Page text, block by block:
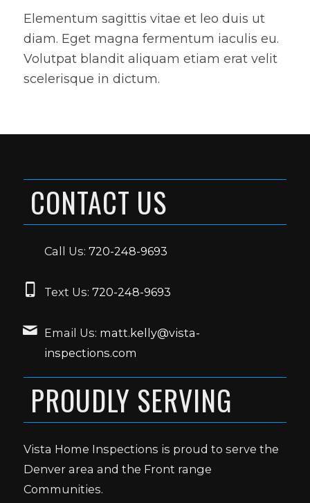
Elementum sagittis vitae et leo duis ut
diam. Eget magna fermentum iaculis eu.
Volutpat blandit aliquam etiam erat velit
scelerisque in dictum.
CONTACT US
Call Us: 720-248-9693
Text Us: 720-248-9693
Email Us: matt.kelly@vista-
inspections.com
PROUDLY SERVING
Vista Home Inspections is proud to serve the
Denver area and the Front range
Communities.